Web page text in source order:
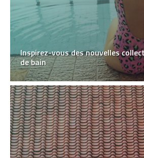
Inspirez-vous des nouvelles
de bain